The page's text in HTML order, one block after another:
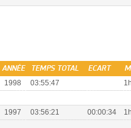
ANNÉE TEMPS TOTAL ECART
1998 03:55:47
1997 03:56:21 00:00:34